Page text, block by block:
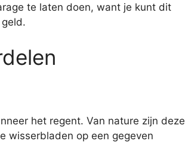
te laten doen, want je kunt dit
het regent. Van nature zijn deze
wisserbladen op een gegeven